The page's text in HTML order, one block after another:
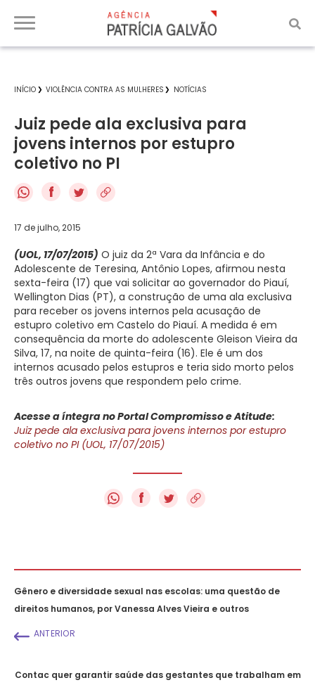
INÍCIO VIOLÊNCIA CONTRA AS MULHERES NOTÍCIAS
Juiz pede ala exclusiva para
jovens internos por estupro
coletivo no PI
f
17 de julho, 2015
(UOL, 17/07/2015) O juiz da 2ª Vara da Infância e do
Adolescente de Teresina, Antônio Lopes, afirmou nesta
sexta-feira (17) que vai solicitar ao governador do Piauí,
Wellington Dias (PT), a construção de uma ala exclusiva
para receber os jovens internos pela acusação de
estupro coletivo em Castelo do Piauí. A medida é em
consequência da morte do adolescente Gleison Vieira da
Silva, 17, na noite de quinta-feira (16). Ele é um dos
internos acusado pelos estupros e teria sido morto pelos
três outros jovens que respondem pelo crime.
Acesse a íntegra no Portal Compromisso e Atitude:
Juiz pede ala exclusiva para jovens internos por estupro
coletivo no PI (UOL, 17/07/2015)
f
Gênero e diversidade sexual nas escolas: uma questão de
direitos humanos, por Vanessa Alves Vieira e outros
ANTERIOR
Contac quer garantir saúde das gestantes que trabalham em